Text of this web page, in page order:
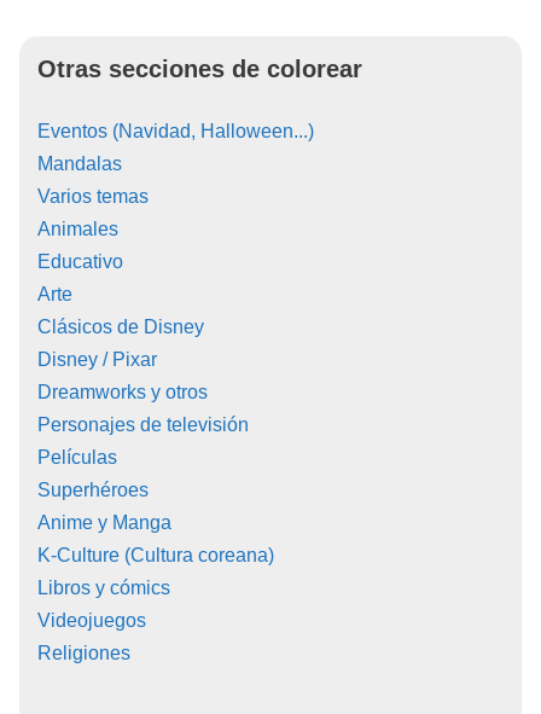
Otras secciones de colorear
Eventos (Navidad, Halloween...)
Mandalas
Varios temas
Animales
Educativo
Arte
Clásicos de Disney
Disney / Pixar
Dreamworks y otros
Personajes de televisión
Películas
Superhéroes
Anime y Manga
K-Culture (Cultura coreana)
Libros y cómics
Videojuegos
Religiones